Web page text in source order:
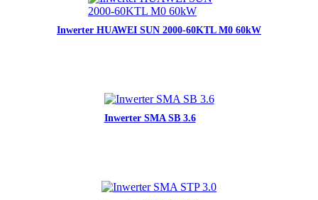
Inwerter HUAWEI SUN 2000-60KTL M0 60kW
Inwerter SMA SB 3.6